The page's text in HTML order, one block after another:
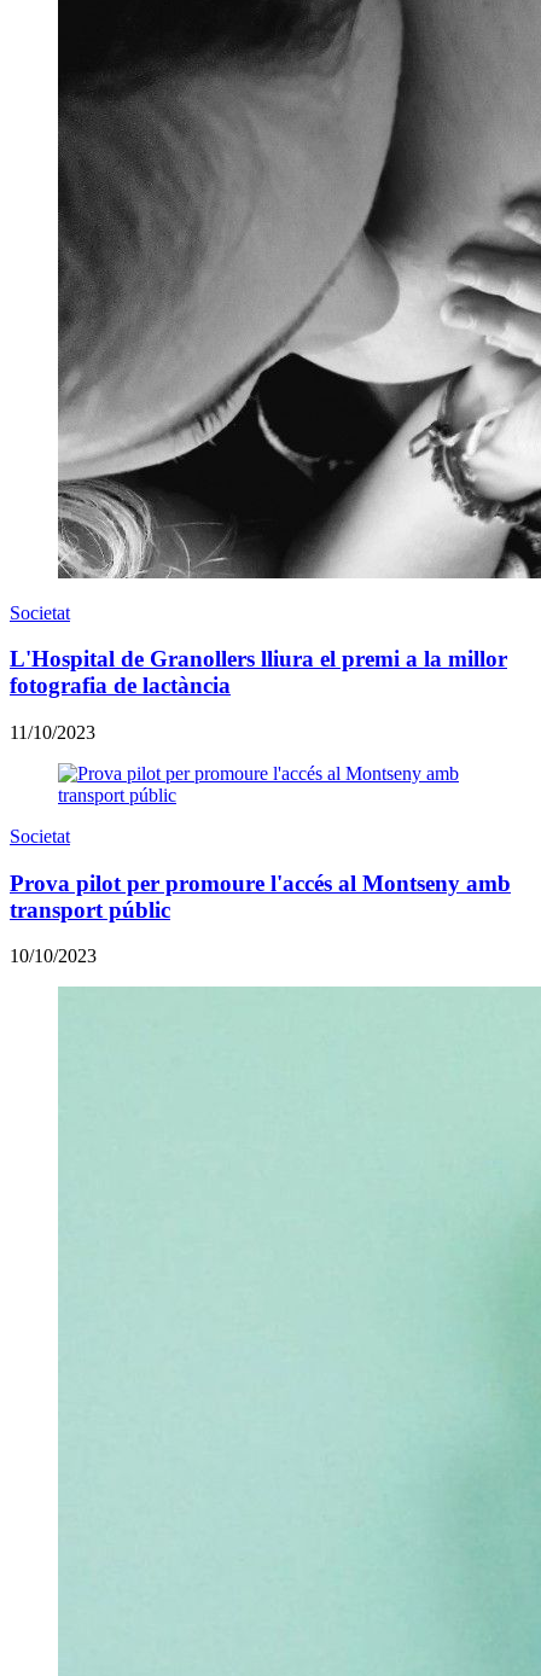
Societat
L'Hospital de Granollers lliura el premi a la millor
fotografia de lactància
11/10/2023
Societat
Prova pilot per promoure l'accés al Montseny amb
transport públic
10/10/2023